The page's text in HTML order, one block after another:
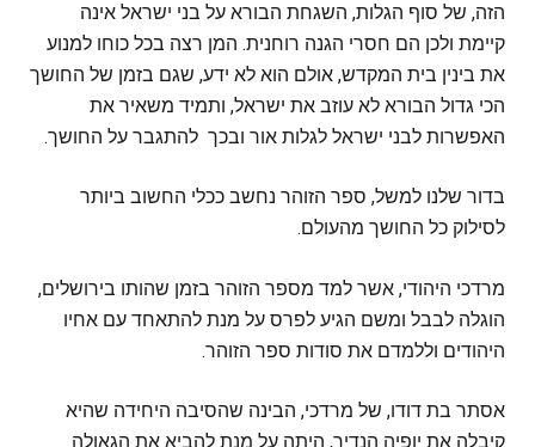
הזה, של סוף הגלות, השגחת הבורא על בני ישראל אינה
קיימת ולכן הם חסרי הגנה רוחנית. המן רצה בכל כוחו למנוע
את בינין בית המקדש, אולם הוא לא ידע, שגם בזמן של החושך
הכי גדול הבורא לא עוזב את ישראל, ותמיד משאיר את
האפשרות לבני ישראל לגלות אור ובכך להתגבר על החושך.
בדור שלנו למשל, ספר הזוהר נחשב ככלי החשוב ביותר
לסילוק כל החושך מהעולם.
מרדכי היהודי, אשר למד מספר הזוהר בזמן שהותו בירושלים,
הוגלה לבבל ומשם הגיע לפרס על מנת להתאחד עם אחיו
היהודים וללמדם את סודות ספר הזוהר.
אסתר בת דודו, של מרדכי, הבינה שהסיבה היחידה שהיא
קיבלה את יופיה הנדיר, היתה על מנת להביא את הגאולה